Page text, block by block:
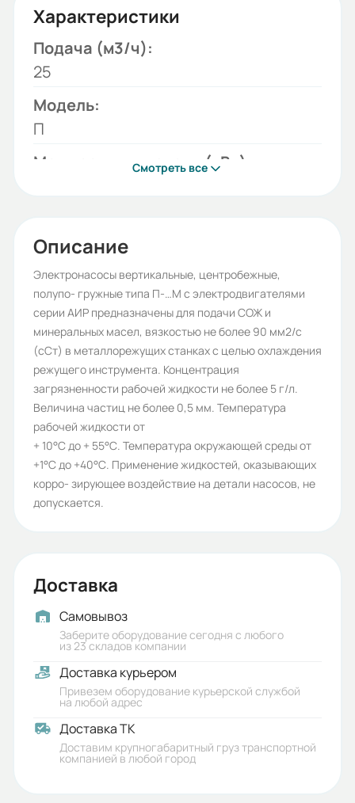
Характеристики
Подача (м3/ч):
25
Модель:
П
Мощность двигателя (кВт):
ДУЭТ
Давление на входе для сальника,
MПа (кгс/см2) не более:
0,04
Исполнение:
С двигателем на раме
Частота вращения
электродвигателя n, об/мин:
3000
Вес (кг):
6
Смотреть все
Описание
Электронасосы вертикальные, центробежные,
полупо- гружные типа П-…М с электродвигателями
серии АИР предназначены для подачи СОЖ и
минеральных масел, вязкостью не более 90 мм2/с
(сСт) в металлорежущих станках с целью охлаждения
режущего инструмента. Концентрация
загрязненности рабочей жидкости не более 5 г/л.
Величина частиц не более 0,5 мм. Температура
рабочей жидкости от
+ 10°С до + 55°С. Температура окружающей среды от
+1°С до +40°С. Применение жидкостей, оказывающих
корро- зирующее воздействие на детали насосов, не
допускается.
Доставка
Самовывоз
Заберите оборудование сегодня с любого
из 23 складов компании
Доставка курьером
Привезем оборудование курьерской службой
на любой адрес
Доставка ТК
Доставим крупногабаритный груз транспортной
компанией в любой город